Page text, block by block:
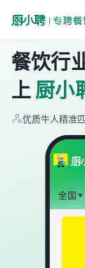
餐饮行
上 厨小
优质牛人精准